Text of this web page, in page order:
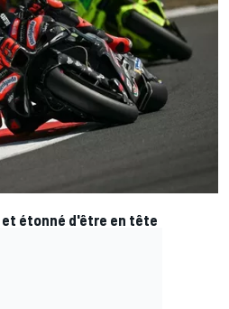
étonné d'être en tête